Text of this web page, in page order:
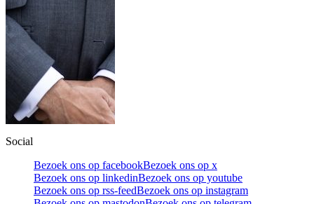
Social
Bezoek ons op facebookBezoek ons op x
Bezoek ons op linkedinBezoek ons op youtube
Bezoek ons op rss-feedBezoek ons op instagram